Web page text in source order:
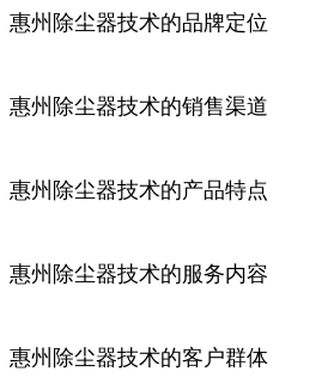
惠州除尘器技术的品牌定位
惠州除尘器技术的销售渠道
惠州除尘器技术的产品特点
惠州除尘器技术的服务内容
惠州除尘器技术的客户群体